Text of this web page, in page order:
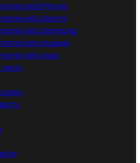
sklá iPhone
sklá Xiaomi
sklá Samsung
sklá Huawei
sklá Asus
perá